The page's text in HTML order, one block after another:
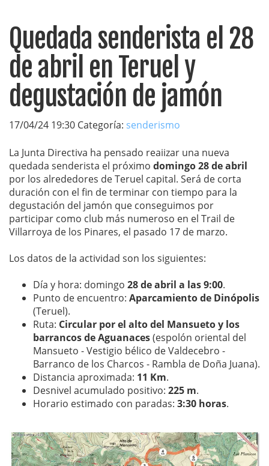
Quedada senderista el 28
de abril en Teruel y
degustación de jamón
17/04/24 19:30 Categoría: senderismo
La Junta Directiva ha pensado reaiizar una nueva
quedada senderista el próximo domingo 28 de abril
por los alrededores de Teruel capital. Será de corta
duración con el fin de terminar con tiempo para la
degustación del jamón que conseguimos por
participar como club más numeroso en el Trail de
Villarroya de los Pinares, el pasado 17 de marzo.
Los datos de la actividad son los siguientes:
Día y hora: domingo 28 de abril a las 9:00.
Punto de encuentro: Aparcamiento de Dinópolis
(Teruel).
Ruta: Circular por el alto del Mansueto y los
barrancos de Aguanaces(espolón oriental del
Mansueto - Vestigio bélico de Valdecebro -
Barranco de los Charcos - Rambla de Doña Juana).
Distancia aproximada: 11 Km.
Desnivel acumulado positivo: 225 m.
Horario estimado con paradas: 3:30 horas.